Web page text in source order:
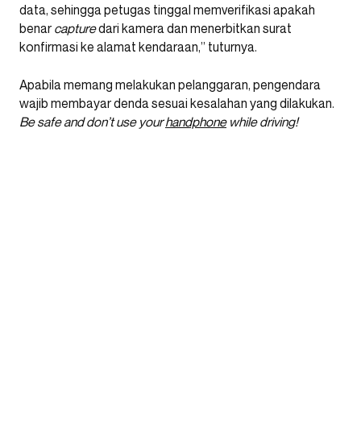
data, sehingga petugas tinggal memverifikasi apakah
benar capturedari kamera dan menerbitkan surat
konfirmasi ke alamat kendaraan,” tuturnya.
Apabila memang melakukan pelanggaran, pengendara
wajib membayar denda sesuai kesalahan yang dilakukan.
Be safe and don’t use yourhandphonewhile driving!